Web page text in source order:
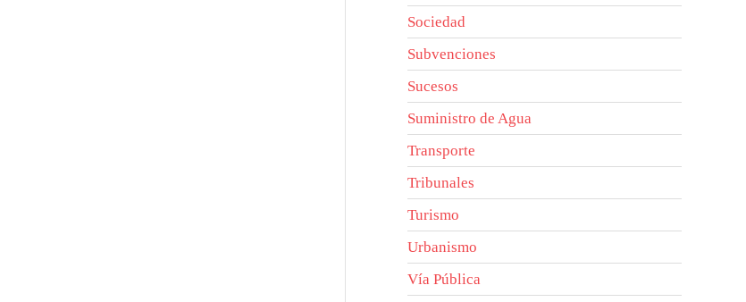
Sociedad
Subvenciones
Sucesos
Suministro de Agua
Transporte
Tribunales
Turismo
Urbanismo
Vía Pública